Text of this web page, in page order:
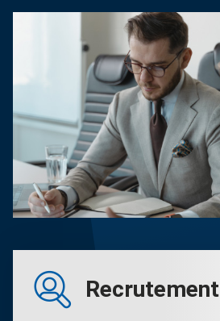
Recrutement